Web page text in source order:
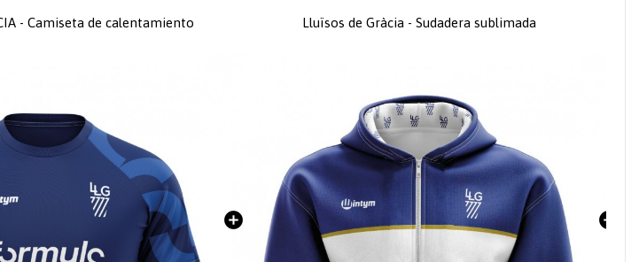
- Camiseta de calentamiento Lluïsos de Gràcia - Sudadera sublimada